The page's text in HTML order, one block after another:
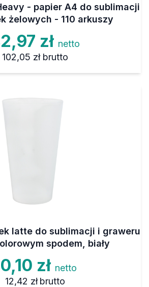
- papier A4 do sublimacji
żelowych - 110 arkuszy
zł netto
102,05 zł brutto
latte do sublimacji i graweru
spodem, biały
zł netto
12,42 zł brutto